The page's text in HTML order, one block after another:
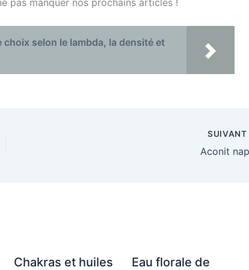
pas manquer nos prochains articles !
choix selon le lambda, la densité et
SUIVANT
Aconit
Chakras et huiles Eau florale de